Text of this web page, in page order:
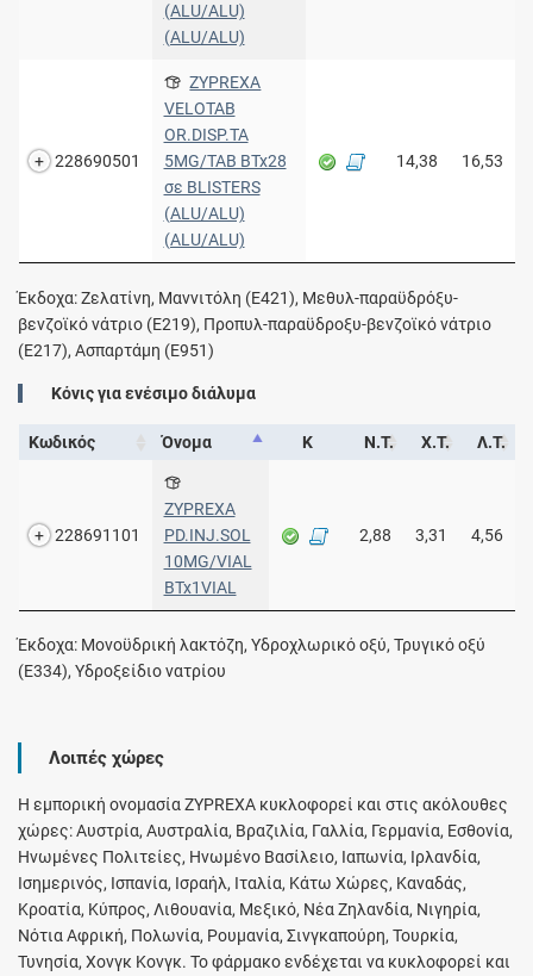
(ALU/ALU)
(ALU/ALU)
228690501
ZYPREXA
VELOTAB
OR.DISP.TA
5MG/TAB BTx28
σε BLISTERS
(ALU/ALU)
(ALU/ALU)
14,38 16,53
Έκδοχα: Ζελατίνη, Μαννιτόλη (Ε421), Μεθυλ-παραϋδρόξυ-
βενζοϊκό νάτριο (Ε219), Προπυλ-παραϋδροξυ-βενζοϊκό νάτριο
(Ε217), Ασπαρτάμη (Ε951)
Κόνις για ενέσιμο διάλυμα
Κωδικός Όνομα Κ Ν.Τ. Χ.Τ. Λ.Τ.
228691101
ZYPREXA
PD.INJ.SOL
10MG/VIAL
BTx1VIAL
2,88 3,31 4,56
Έκδοχα: Μονοϋδρική λακτόζη, Υδροχλωρικό οξύ, Τρυγικό οξύ
(E334), Υδροξείδιο νατρίου
Λοιπές χώρες
Η εμπορική ονομασία ZYPREXA κυκλοφορεί και στις ακόλουθες
χώρες: Αυστρία, Αυστραλία, Βραζιλία, Γαλλία, Γερμανία, Εσθονία,
Ηνωμένες Πολιτείες, Ηνωμένο Βασίλειο, Ιαπωνία, Ιρλανδία,
Ισημερινός, Ισπανία, Ισραήλ, Ιταλία, Κάτω Χώρες, Καναδάς,
Κροατία, Κύπρος, Λιθουανία, Μεξικό, Νέα Ζηλανδία, Νιγηρία,
Νότια Αφρική, Πολωνία, Ρουμανία, Σινγκαπούρη, Τουρκία,
Τυνησία, Χονγκ Κονγκ. Το φάρμακο ενδέχεται να κυκλοφορεί και